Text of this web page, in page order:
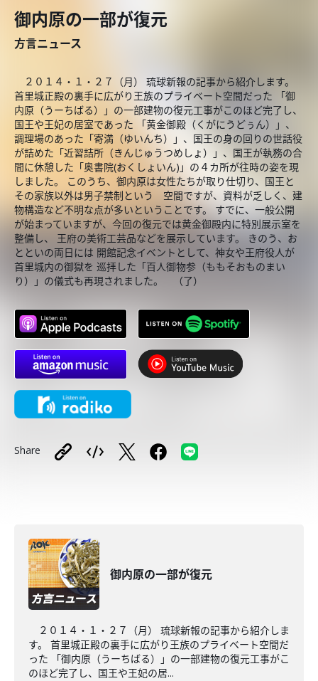
御内原の一部が復元
方言ニュース
２０１４・１・２７（月） 琉球新報の記事から紹介します。
首里城正殿の裏手に広がり王族のプライベート空間だった 「御
内原（うーちばる）」の一部建物の復元工事がこのほど完了し、
国王や王妃の居室であった 「黄金御殿（くがにうどぅん）」、
調理場のあった「寄満（ゆいんち）」、国王の身の回りの世話役
が詰めた「近習詰所（きんじゅうつめしょ）」、国王が執務の合
間に休憩した「奥書院(おくしょいん)」の４カ所が往時の姿を現
しました。 このうち、御内原は女性たちが取り仕切り、国王と
その家族以外は男子禁制という 空間ですが、資料が乏しく、建
物構造など不明な点が多いということです。 すでに、一般公開
が始まっていますが、今回の復元では黄金御殿内に特別展示室を
整備し、 王府の美術工芸品などを展示しています。 きのう、お
とといの両日には 開館記念イベントとして、神女や王府役人が
首里城内の御獄を 巡拝した「百人御物参（ももそおものまい
り）」の儀式も再現されました。 （了）
Share
御内原の一部が復元
２０１４・１・２７（月） 琉球新報の記事から紹介しま
す。 首里城正殿の裏手に広がり王族のプライベート空間だ
った 「御内原（うーちばる）」の一部建物の復元工事がこ
のほど完了し、国王や王妃の居...